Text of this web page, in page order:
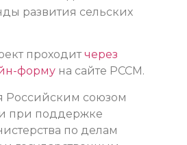
развития сельских
проходит через
форму на сайте РССМ.
Российским союзом
при поддержке
по делам